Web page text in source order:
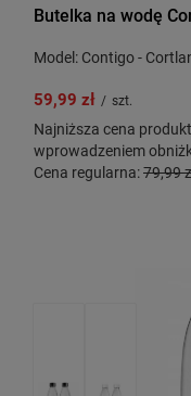
Butelka na wodę
Model: Contigo -
59,99 zł / szt.
Najniższa cena
wprowadzeniem
Cena regularna:79,99